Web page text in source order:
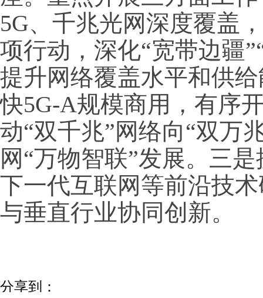
5G、千兆光网深度覆盖
项行动，深化“宽带边疆
提升网络覆盖水平和供
快5G-A规模商用，有序
动“双千兆”网络向“双万
网“万物智联”发展。三
下一代互联网等前沿技
与垂直行业协同创新。
分享到：